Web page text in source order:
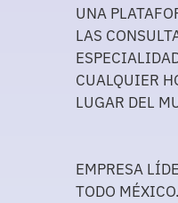
UNA
LAS
CUALQUIER
LUGAR DEL
EMPRESA
TODO MÉXICO.